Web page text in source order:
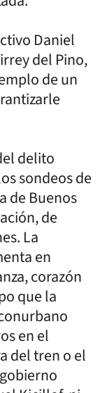
Daniel
del Pino,
de un
delito
sondeos de
de Buenos
de
La
en
corazón
que la
en el
del tren o el